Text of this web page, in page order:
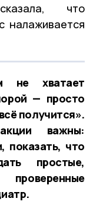
что
налаживается
не хватает
— просто
получится».
важны:
показать, что
простые,